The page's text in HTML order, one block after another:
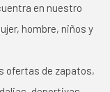
en nuestro
hombre, niños y
ofertas de zapatos,